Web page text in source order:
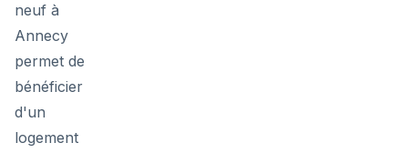
neuf à
Annecy
permet de
bénéficier
d'un
logement